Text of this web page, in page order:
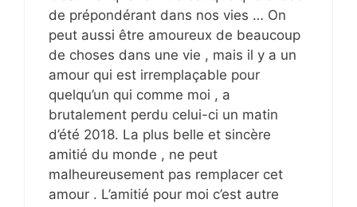
de prépondérant dans nos vies … On
peut aussi être amoureux de beaucoup
de choses dans une vie , mais il y a un
amour qui est irremplaçable pour
quelqu’un qui comme moi , a
brutalement perdu celui-ci un matin
d’été 2018. La plus belle et sincère
amitié du monde , ne peut
malheureusement pas remplacer cet
amour . L’amitié pour moi c’est autre